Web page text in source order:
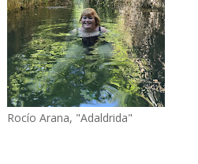
Rocío Arana, "Adaldrida"